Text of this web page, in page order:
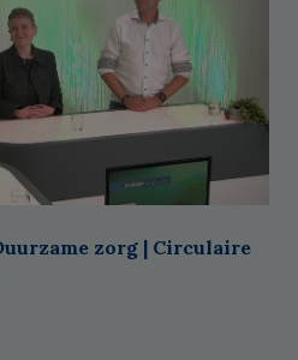
zorg | Circulaire